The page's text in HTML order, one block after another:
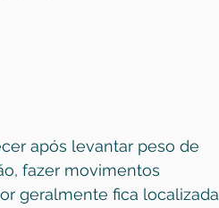
após levantar peso de
fazer movimentos
geralmente fica localizada